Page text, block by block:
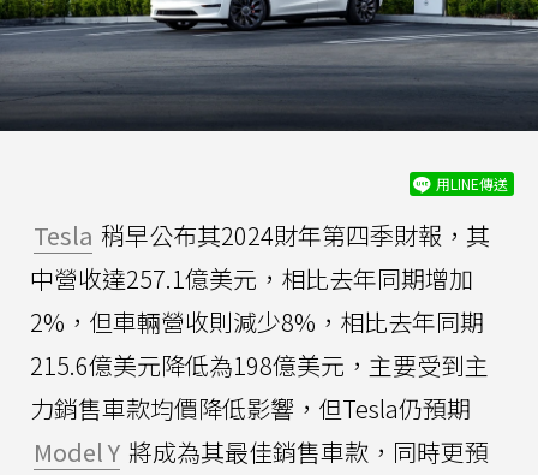
用LINE傳送
Tesla 稍早公布其2024財年第四季財報，其
中營收達257.1億美元，相比去年同期增加
2%，但車輛營收則減少8%，相比去年同期
215.6億美元降低為198億美元，主要受到主
力銷售車款均價降低影響，但Tesla仍預期
Model Y 將成為其最佳銷售車款，同時更預